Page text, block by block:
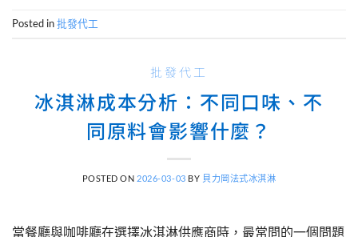
Posted in批發代工
批發代工
冰淇淋成本分析：不同口味、不
同原料會影響什麼？
POSTED ON 2026-03-03 BY 貝力岡法式冰淇淋
當餐廳與咖啡廳在選擇冰淇淋供應商時，最常問的一個問題